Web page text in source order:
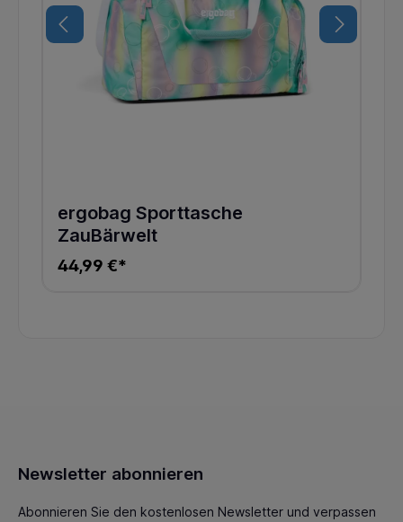
ergobag Sporttasche
ZauBärwelt
44,99 €*
Newsletter abonnieren
Abonnieren Sie den kostenlosen Newsletter und verpassen